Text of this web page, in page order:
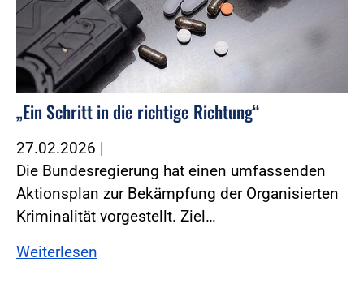
„Ein Schritt in die richtige Richtung“
27.02.2026 |
Die Bundesregierung hat einen umfassenden
Aktionsplan zur Bekämpfung der Organisierten
Kriminalität vorgestellt. Ziel…
Weiterlesen